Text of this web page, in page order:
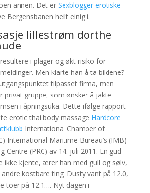
annen. Det er Sexblogger erotiske
Bergensbanen heilt einig i.
lillestrøm dorthe
i plager og økt risiko for
Men klarte han å ta bildene?
tilpasset firma, men
privat gruppe, som ønsker å jakte
i åpningsuka. Dette ifølge rapport
erotic thai body massage Hardcore
International Chamber of
International Maritime Bureau’s (IMB)
Centre (PRC) av 14. juli 2011. En gud
ikke kjente, ærer han med gull og sølv,
kostbare ting. Dusty vant på 12.0,
toer på 12.1…. Nyt dagen i